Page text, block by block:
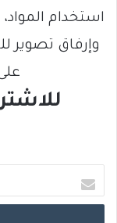
استخدام
وإرفاق تصوير
د